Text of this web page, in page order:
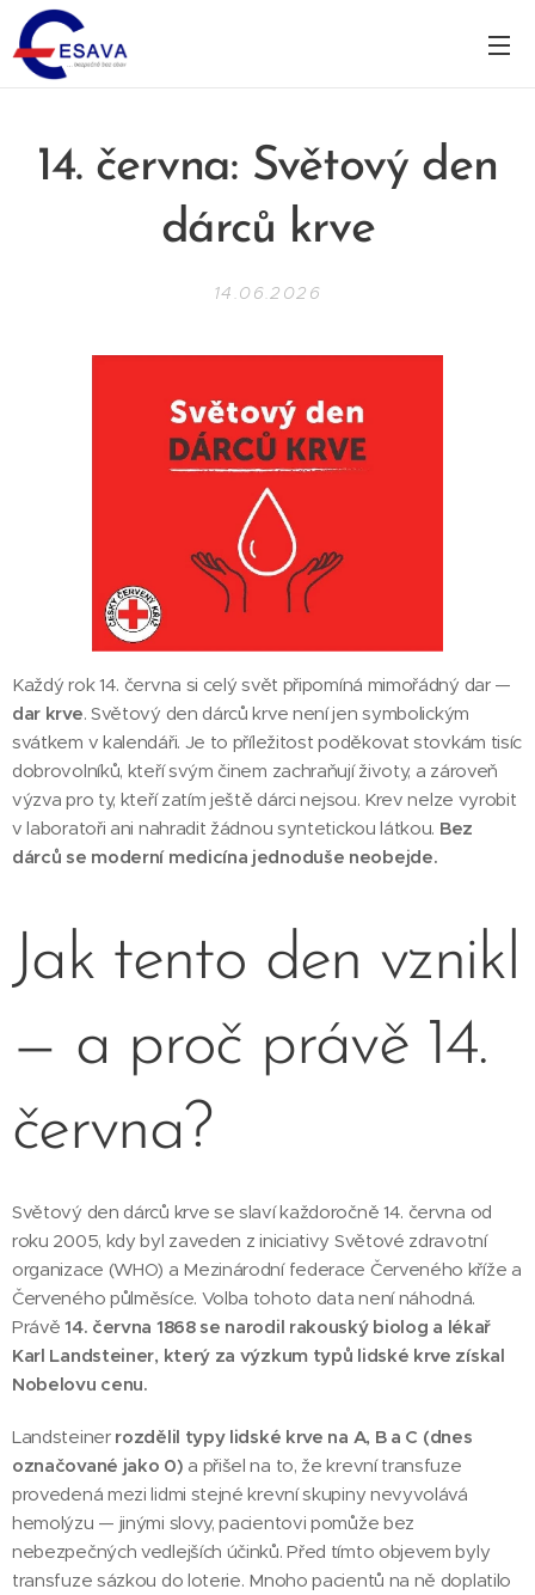
14. června: Světový den
dárců krve
14.06.2026
Každý rok 14. června si celý svět připomíná mimořádný dar —
dar krve. Světový den dárců krve není jen symbolickým
svátkem v kalendáři. Je to příležitost poděkovat stovkám tisíc
dobrovolníků, kteří svým činem zachraňují životy, a zároveň
výzva pro ty, kteří zatím ještě dárci nejsou. Krev nelze vyrobit
v laboratoři ani nahradit žádnou syntetickou látkou. Bez
dárců se moderní medicína jednoduše neobejde.
Jak tento den vznikl
— a proč právě 14.
června?
Světový den dárců krve se slaví každoročně 14. června od
roku 2005, kdy byl zaveden z iniciativy Světové zdravotní
organizace (WHO) a Mezinárodní federace Červeného kříže a
Červeného půlměsíce. Volba tohoto data není náhodná.
Právě14. června 1868 se narodil rakouský biolog a lékař
Karl Landsteiner, který za výzkum typů lidské krve získal
Nobelovu cenu.
Landsteiner rozdělil typy lidské krve na A, B a C (dnes
označované jako 0) a přišel na to, že krevní transfuze
provedená mezi lidmi stejné krevní skupiny nevyvolává
hemolýzu — jinými slovy, pacientovi pomůže bez
nebezpečných vedlejších účinků. Před tímto objevem byly
transfuze sázkou do loterie. Mnoho pacientů na ně doplatilo